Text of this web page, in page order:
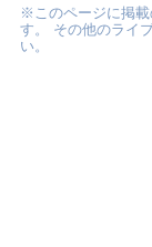
※このページに掲
す。 その他のライ
い。